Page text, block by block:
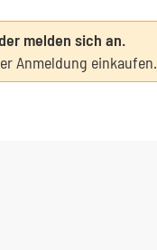
melden sich an.
Anmeldung einkaufen.